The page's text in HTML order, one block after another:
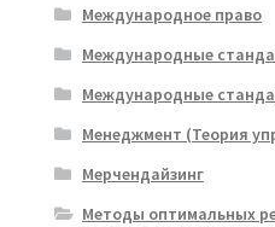
Международное право
Международные
Международные
Менеджмент (Теория
Мерчендайзинг
Методы оптимальных